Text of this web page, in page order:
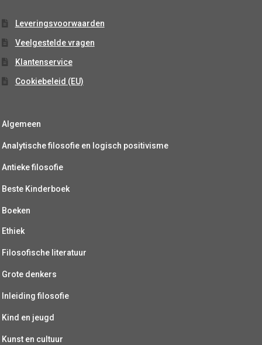
Leveringsvoorwaarden
Veelgestelde vragen
Klantenservice
Cookiebeleid (EU)
Algemeen
Analytische filosofie en logisch positivisme
Antieke filosofie
Beste Kinderboek
Boeken
Ethiek
Filosofische literatuur
Grote denkers
Inleiding filosofie
Kind en jeugd
Kunst en cultuur